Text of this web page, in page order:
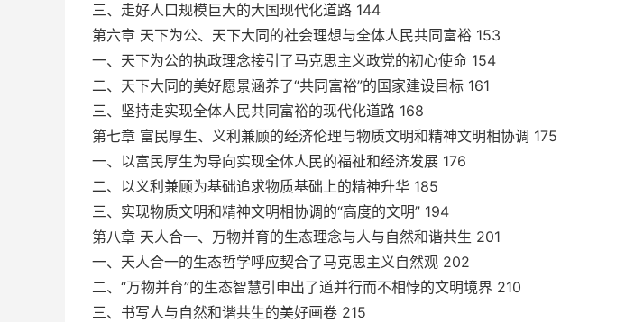
三、走好人口规模巨大的大国现代化道路 144
第六章 天下为公、天下大同的社会理想与全体人民共同富裕 153
一、天下为公的执政理念接引了马克思主义政党的初心使命 154
二、天下大同的美好愿景涵养了“共同富裕”的国家建设目标 161
三、坚持走实现全体人民共同富裕的现代化道路 168
第七章 富民厚生、义利兼顾的经济伦理与物质文明和精神文明相协调 175
一、以富民厚生为导向实现全体人民的福祉和经济发展 176
二、以义利兼顾为基础追求物质基础上的精神升华 185
三、实现物质文明和精神文明相协调的“高度的文明” 194
第八章 天人合一、万物并育的生态理念与人与自然和谐共生 201
一、天人合一的生态哲学呼应契合了马克思主义自然观 202
二、“万物并育”的生态智慧引申出了道并行而不相悖的文明境界 210
三、书写人与自然和谐共生的美好画卷 215